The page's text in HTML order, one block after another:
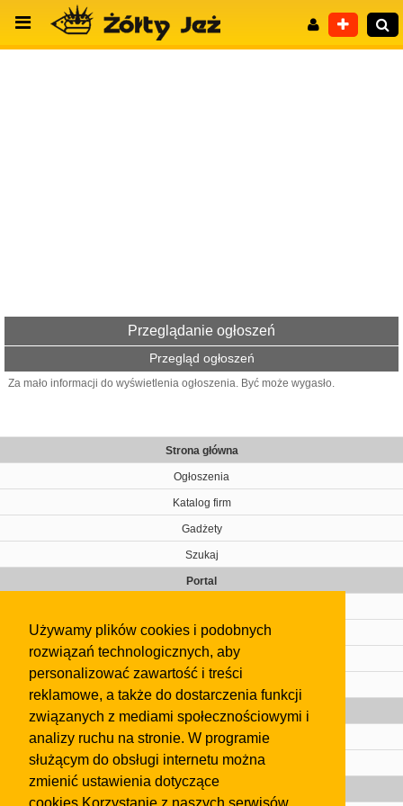
Używamy plików cookies i podobnych
rozwiązań technologicznych, aby
personalizować zawartość i treści
reklamowe, a także do dostarczenia funkcji
związanych z mediami społecznościowymi i
analizy ruchu na stronie. W programie
służącym do obsługi internetu można
zmienić ustawienia dotyczące
Przeglądanie ogłoszeń
Przegląd ogłoszeń
Za mało informacji do wyświetlenia ogłoszenia. Być może wygasło.
Strona główna
Ogłoszenia
Katalog firm
Gadżety
Szukaj
Portal
Kontakt
Regulamin
Gazeta
Olkusz
Kontakt
Strefa dla biznesu